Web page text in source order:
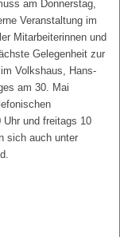
am Donnerstag,
Veranstaltung im
Mitarbeiterinnen und
Gelegenheit zur
Volkshaus, Hans-
am 30. Mai
und freitags 10
sich auch unter